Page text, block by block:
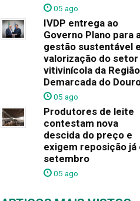
05 ago
IVDP entrega ao
Governo Plano para
gestão sustentável e
valorização do setor
vitivinícola da Região
Demarcada do
05 ago
Produtores de leite
contestam nova
descida do preço e
exigem reposição já
setembro
05 ago